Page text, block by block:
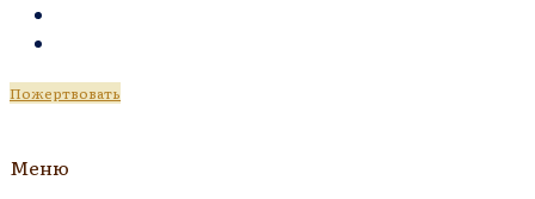
Пожертвовать
Меню